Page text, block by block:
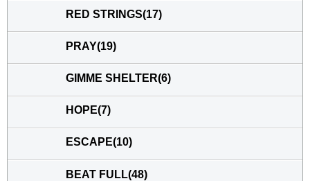
RED STRINGS(17)
PRAY(19)
GIMME SHELTER(6)
HOPE(7)
ESCAPE(10)
BEAT FULL(48)